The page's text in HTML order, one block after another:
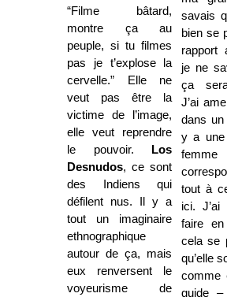
“Filme bâtard,
montre ça au
peuple, si tu filmes
pas je t’explose la
cervelle.” Elle ne
veut pas être la
victime de l’image,
elle veut reprendre
le pouvoir.
Los
Desnudos, ce sont
des Indiens qui
défilent nus. Il y a
tout un imaginaire
ethnographique
autour de ça, mais
eux renversent le
voyeurisme de
savais
bien se
rapport
je ne
ça
J’ai
dans un
y a
tout à
ici.
faire
cela se
qu’elle
comme
guide